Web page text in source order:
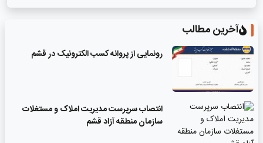
آخرین مطالب
رونمایی از پروانه کسب الکترونیک در قشم
انتصاب سرپرست مدیریت املاک و مستغلات
سازمان منطقه آزاد قشم